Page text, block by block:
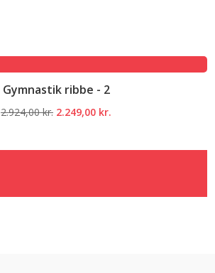
Gymnastik ribbe - 2
2.924,00kr. Den
2.249,00 kr.